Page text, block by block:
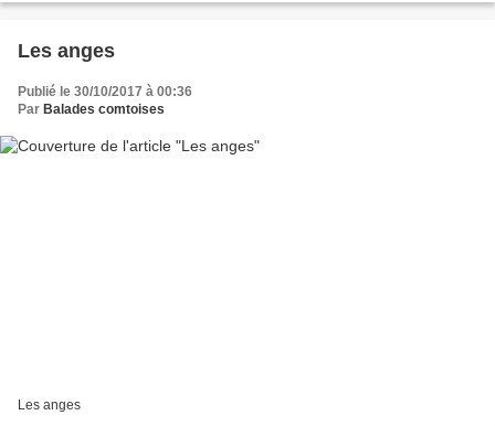
Les anges
Publié le 30/10/2017 à 00:36
Par Balades comtoises
Les anges